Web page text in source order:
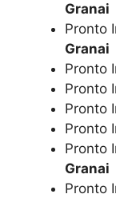
Granai
Pronto
Granai
Pronto
Pronto
Pronto
Pronto
Pronto
Granai
Pronto